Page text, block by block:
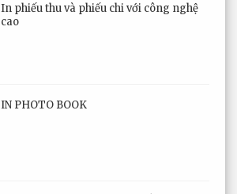
In phiếu thu và phiếu chi với công nghệ
cao
IN PHOTO BOOK